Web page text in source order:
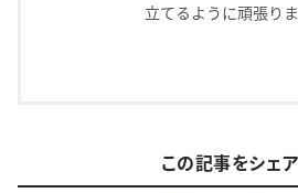
立てるように頑張りま
この記事をシェ